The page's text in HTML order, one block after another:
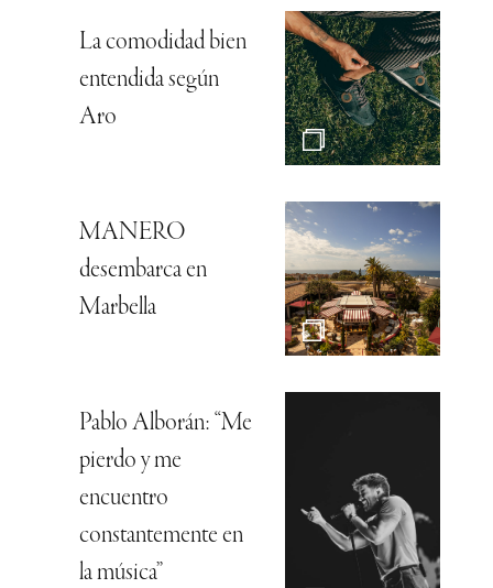
La comodidad bien
entendida según
Aro
MANERO
desembarca en
Marbella
Pablo Alborán: “Me
pierdo y me
encuentro
constantemente en
la música”